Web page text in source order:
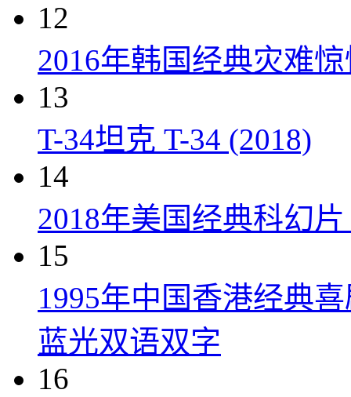
12
2016年韩国经典灾难
13
T-34坦克 T-34 (2018)
14
2018年美国经典科幻
15
1995年中国香港经典
蓝光双语双字
16